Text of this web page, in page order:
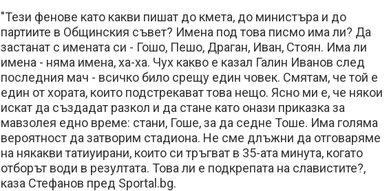
"Тези фенове като какви пишат до кмета, до министъра и до
партиите в Общинския съвет? Имена под това писмо има ли? Да
застанат с имената си - Гошо, Пешо, Драган, Иван, Стоян. Има ли
имена - няма имена, ха-ха. Чух какво е казал Галин Иванов след
последния мач - всичко било срещу един човек. Смятам, че той е
един от хората, които подстрекават това нещо. Ясно ми е, че някои
искат да създадат разкол и да стане като онази приказка за
мавзолея едно време: стани, Гоше, за да седне Тоше. Има голяма
вероятност да затворим стадиона. Не сме длъжни да отговаряме
на някакви татиуирани, които си тръгват в 35-ата минута, когато
отборът води в резултата. Това ли е подкрепата на славистите?,
каза Стефанов пред Sportal.bg.